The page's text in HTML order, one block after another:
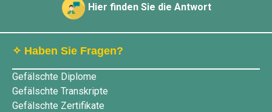
Hier finden Sie die Antwort
✧ Haben Sie Fragen?
Gefälschte Diplome
Gefälschte Transkripte
Gefälschte Zertifikate